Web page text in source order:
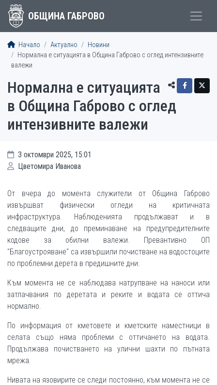
ОБЩИНА ГАБРОВО
Начало Актуално
Новини
Нормална е ситуацията в Община Габрово с оглед интензивните
валежи
Нормална е ситуацията
в Община Габрово с оглед
интензивните валежи
3 октомври 2025, 15:01
Цветомира Иванова
От вчера до момента служители от Община Габрово
извършват физически огледи на критичната
инфраструктура. Наблюденията продължават и в
следващите дни, до преминаване на предупредителните
кодове за обилни валежи. Превантивно ОП
"Благоустрояване" са извършили почистване на водостоците
по проблемни дерета в предишните дни.
Към момента не се наблюдава натрупване на наноси или
затлачвания по деретата и реките и водата се оттича
нормално.
По информация от кметовете и кметските наместници в
селата също няма проблеми с оттичането на водата.
Продължава почистването на улични шахти по пътната
мрежа.
Нивата на язовирите се следи постоянно, към момента не се